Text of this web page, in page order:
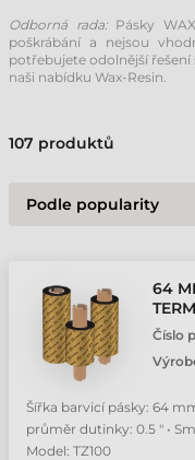
Odborná rada:Pásky
poškrábání a nejsou
potřebujete odolnější
naši nabídku Wax-Resin.
107 produktů
64
Číslo
Šířka barvicí pásky: 64
průměr dutinky: 0.5 " •
Model: TZ100